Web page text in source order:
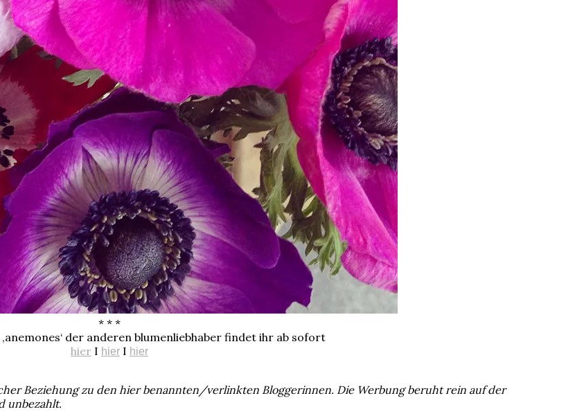
* * *
der anderen blumenliebhaber findet ihr ab sofort
hier I hier I hier
Beziehung zu den hier benannten/verlinkten Bloggerinnen. Die Werbung beruht rein auf der
unbezahlt.